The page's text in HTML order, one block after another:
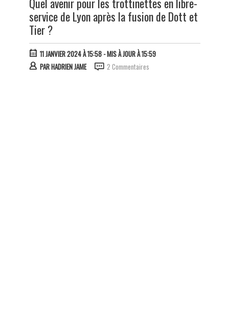
service de Lyon après la fusion de Dott et
Tier ?
11 JANVIER 2024 À 15:58- MIS À JOUR À 15:59
PARHADRIEN JAME 2 Commentaires